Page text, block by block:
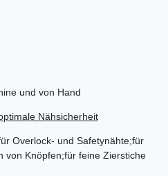
und von Hand
Nähsicherheit
Overlock- und Safetynähte;für
von Knöpfen;für feine Zierstiche